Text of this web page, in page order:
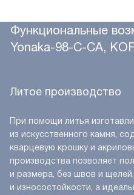
Функциональные
Yonaka-98-C-CA,
Литое производство
При помощи литья
из искусственного камня,
кварцевую крошку и
производства позволяет
и размера, без швов и
и износостойкости, а